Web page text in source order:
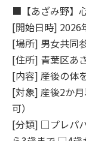
■【あざみ野】
[開始日時] 2026
[場所] 男女共同
[住所] 青葉区あ
[内容] 産後の体
[対象] 産後2か
可）
[分類] □プレパ